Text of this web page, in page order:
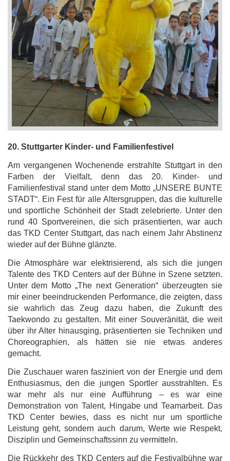
20. Stuttgarter Kinder- und Familienfestivel
Am vergangenen Wochenende erstrahlte Stuttgart in den
Farben der Vielfalt, denn das 20. Kinder- und
Familienfestival stand unter dem Motto „UNSERE BUNTE
STADT“. Ein Fest für alle Altersgruppen, das die kulturelle
und sportliche Schönheit der Stadt zelebrierte. Unter den
rund 40 Sportvereinen, die sich präsentierten, war auch
das TKD Center Stuttgart, das nach einem Jahr Abstinenz
wieder auf der Bühne glänzte.
Die Atmosphäre war elektrisierend, als sich die jungen
Talente des TKD Centers auf der Bühne in Szene setzten.
Unter dem Motto „The next Generation“ überzeugten sie
mir einer beeindruckenden Performance, die zeigten, dass
sie wahrlich das Zeug dazu haben, die Zukunft des
Taekwondo zu gestalten. Mit einer Souveränität, die weit
über ihr Alter hinausging, präsentierten sie Techniken und
Choreographien, als hätten sie nie etwas anderes
gemacht.
Die Zuschauer waren fasziniert von der Energie und dem
Enthusiasmus, den die jungen Sportler ausstrahlten. Es
war mehr als nur eine Aufführung – es war eine
Demonstration von Talent, Hingabe und Teamarbeit. Das
TKD Center bewies, dass es nicht nur um sportliche
Leistung geht, sondern auch darum, Werte wie Respekt,
Disziplin und Gemeinschaftssinn zu vermitteln.
Die Rückkehr des TKD Centers auf die Festivalbühne war